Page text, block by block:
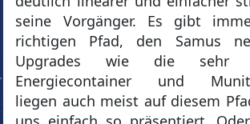
seine Vorgänger. Es gibt
richtigen Pfad, den Samus
Upgrades wie die sehr
Energiecontainer und
liegen auch meist auf diesem